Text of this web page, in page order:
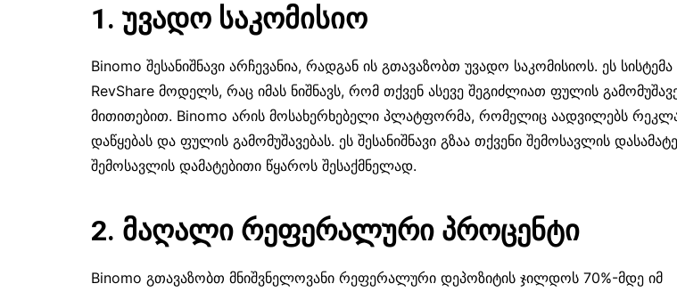
1. უვადო საკომისიო
Binomo შესანიშნავი არჩევანია, რადგან ის გთავაზობთ უვადო საკომისიოს. ეს სისტემა
RevShare მოდელს, რაც იმას ნიშნავს, რომ თქვენ ასევე შეგიძლიათ ფულის
მითითებით. Binomo არის მოსახერხებელი პლატფორმა, რომელიც აადვილებს
დაწყებას და ფულის გამომუშავებას. ეს შესანიშნავი გზაა თქვენი შემოსავლის
შემოსავლის დამატებითი წყაროს შესაქმნელად.
2. მაღალი რეფერალური პროცენტი
Binomo გთავაზობთ მნიშვნელოვანი რეფერალური დეპოზიტის ჯილდოს 70%-მდე იმ